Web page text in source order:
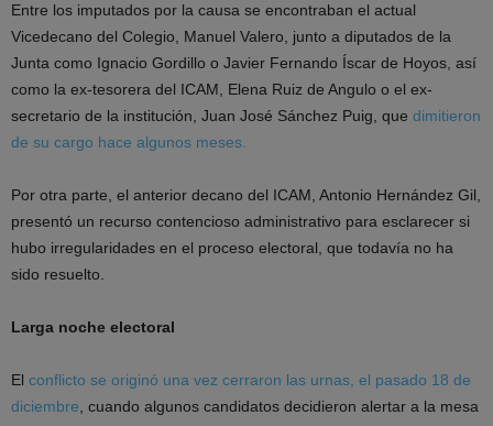
Entre los imputados por la causa se encontraban el actual
Vicedecano del Colegio, Manuel Valero, junto a diputados de la
Junta como Ignacio Gordillo o Javier Fernando Íscar de Hoyos, así
como la ex-tesorera del ICAM, Elena Ruiz de Angulo o el ex-
secretario de la institución, Juan José Sánchez Puig, que dimitieron
de su cargo hace algunos meses.
Por otra parte, el anterior decano del ICAM, Antonio Hernández Gil,
presentó un recurso contencioso administrativo para esclarecer si
hubo irregularidades en el proceso electoral, que todavía no ha
sido resuelto.
Larga noche electoral
El conflicto se originó una vez cerraron las urnas, el pasado 18 de
diciembre , cuando algunos candidatos decidieron alertar a la mesa